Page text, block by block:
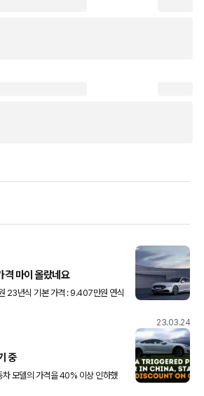
마이 올랐네요
년식 기본 가격 : 9.407만원 연식
산차 가격 오르는
23.03.24
중
모델의 가격을 40% 이상 인하했
."